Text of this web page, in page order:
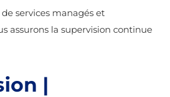
services managés et
assurons la supervision continue
|